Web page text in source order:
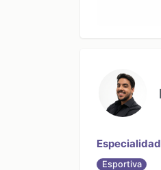
Esportiva